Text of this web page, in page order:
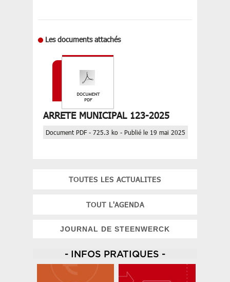
Les documents attachés
ARRETE MUNICIPAL 123-2025
Document PDF - 725.3 ko - Publié le 19 mai 2025
TOUTES LES ACTUALITES
TOUT L'AGENDA
JOURNAL DE STEENWERCK
- INFOS PRATIQUES -